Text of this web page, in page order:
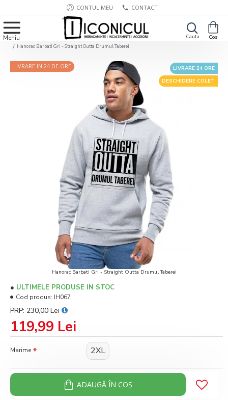
CONTUL MEU CONTACT
Hanorac Barbati Gri - Straight Outta Drumul Taberei
DESCHIDERE COLET
LIVRARE 24 ORE
LIVRARE IN 24 DE ORE
Hanorac Barbati Gri - Straight Outta Drumul Taberei
119,99 Lei
PRP: 230,00 Lei
ULTIMELE PRODUSE IN STOC
Cod produs: IH067
Marime 2XL
ADAUGĂ ÎN COŞ